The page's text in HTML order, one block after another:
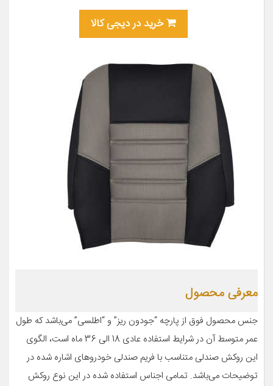
خرید در دیجی کالا
معرفی محصول
جنس محصول فوق از پارچه “جودون ریز” و “اطلسی” می‌باشد که طول
عمر متوسط آن در شرایط استفاده عادی 18 الی 36 ماه است، الگوی
این روکش صندلی متناسب با فریم صندلی خودروهای اشاره شده در
توضیحات می‌باشد. تمامی اجناس استفاده شده در این نوع روکش